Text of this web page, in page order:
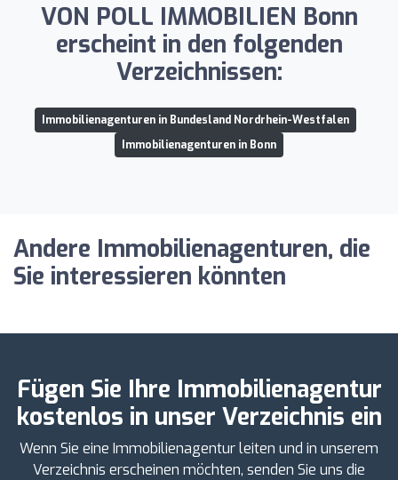
VON POLL IMMOBILIEN Bonn
erscheint in den folgenden
Verzeichnissen:
Immobilienagenturen in Bundesland Nordrhein-Westfalen
Immobilienagenturen in Bonn
Andere Immobilienagenturen, die
Sie interessieren könnten
Fügen Sie Ihre Immobilienagentur
kostenlos in unser Verzeichnis ein
Wenn Sie eine Immobilienagentur leiten und in unserem
Verzeichnis erscheinen möchten, senden Sie uns die